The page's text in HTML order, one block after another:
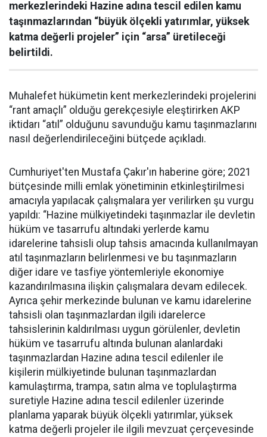
merkezlerindeki Hazine adına tescil edilen kamu
taşınmazlarından “büyük ölçekli yatırımlar, yüksek
katma değerli projeler” için “arsa” üretileceği
belirtildi.
Muhalefet hükümetin kent merkezlerindeki projelerini
“rant amaçlı” olduğu gerekçesiyle eleştirirken AKP
iktidarı “atıl” olduğunu savunduğu kamu taşınmazlarını
nasıl değerlendirileceğini bütçede açıkladı.
Cumhuriyet'ten Mustafa Çakır'ın haberine göre; 2021
bütçesinde milli emlak yönetiminin etkinleştirilmesi
amacıyla yapılacak çalışmalara yer verilirken şu vurgu
yapıldı: “Hazine mülkiyetindeki taşınmazlar ile devletin
hüküm ve tasarrufu altındaki yerlerde kamu
idarelerine tahsisli olup tahsis amacında kullanılmayan
atıl taşınmazların belirlenmesi ve bu taşınmazların
diğer idare ve tasfiye yöntemleriyle ekonomiye
kazandırılmasına ilişkin çalışmalara devam edilecek.
Ayrıca şehir merkezinde bulunan ve kamu idarelerine
tahsisli olan taşınmazlardan ilgili idarelerce
tahsislerinin kaldırılması uygun görülenler, devletin
hüküm ve tasarrufu altında bulunan alanlardaki
taşınmazlardan Hazine adına tescil edilenler ile
kişilerin mülkiyetinde bulunan taşınmazlardan
kamulaştırma, trampa, satın alma ve toplulaştırma
suretiyle Hazine adına tescil edilenler üzerinde
planlama yaparak büyük ölçekli yatırımlar, yüksek
katma değerli projeler ile ilgili mevzuat çerçevesinde